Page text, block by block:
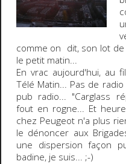
comme on dit, son lot
le petit matin...
En vrac aujourd'hui, au
Télé Matin... Pas de
pub radio... "Carglass
fout en rogne... Et
chez Peugeot n'a plus
le dénoncer aux
une dispersion façon
badine, je suis... ;-)